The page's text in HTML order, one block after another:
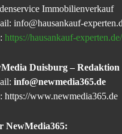
Immobilienverkauf
info@hausankauf-
https://hausankauf-
Duisburg – Redaktion
info@newmedia365.de
https://www.newmedia365.de
NewMedia365: